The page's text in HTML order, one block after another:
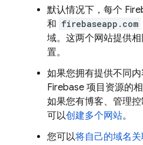
默认情况下，每个
和 firebaseapp.com
域。这两个网站提供
置。
如果您拥有提供不同
Firebase 项目资源的
如果您有博客、管理
可以创建多个网站。
您可以将自己的域名关